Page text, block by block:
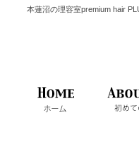
本蓮沼の理容室premium hair